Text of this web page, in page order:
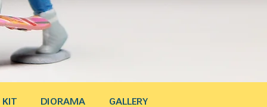
KIT DIORAMA GALLERY